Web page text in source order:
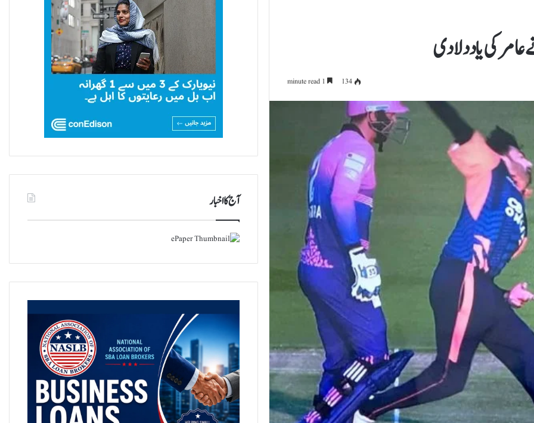
134
آج کا اخبار